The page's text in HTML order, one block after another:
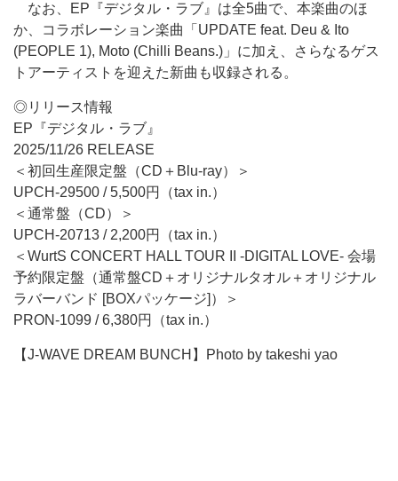
なお、EP『デジタル・ラブ』は全5曲で、本楽曲のほ
か、コラボレーション楽曲「UPDATE feat. Deu & Ito
(PEOPLE 1), Moto (Chilli Beans.)」に加え、さらなるゲス
トアーティストを迎えた新曲も収録される。
◎リリース情報
EP『デジタル・ラブ』
2025/11/26 RELEASE
＜初回生産限定盤（CD＋Blu-ray）＞
UPCH-29500 / 5,500円（tax in.）
＜通常盤（CD）＞
UPCH-20713 / 2,200円（tax in.）
＜WurtS CONCERT HALL TOUR II -DIGITAL LOVE- 会場
予約限定盤（通常盤CD＋オリジナルタオル＋オリジナル
ラバーバンド [BOXパッケージ]）＞
PRON-1099 / 6,380円（tax in.）
【J-WAVE DREAM BUNCH】Photo by takeshi yao